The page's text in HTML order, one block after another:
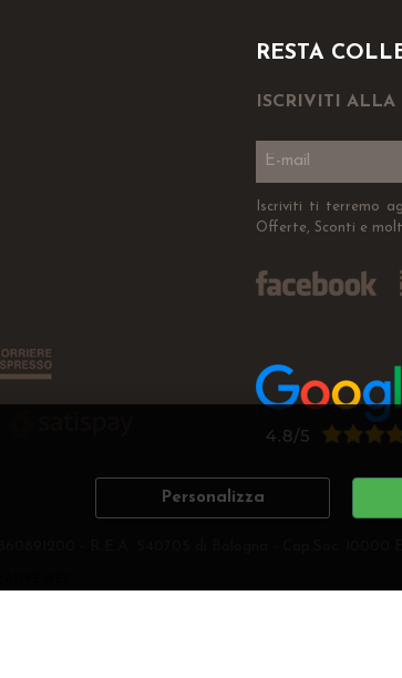
Personalizza
RESTA
ISCRIVITI ALLA
Iscriviti ti terremo
Offerte, Sconti e